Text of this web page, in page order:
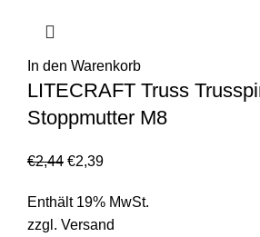
In den Warenkorb
LITECRAFT Truss
Stoppmutter M8
€2,44 €2,39
Enthält 19% MwSt.
zzgl. Versand